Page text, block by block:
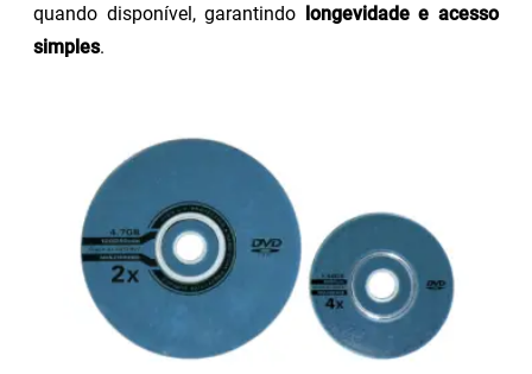
quando disponível, garantindo longevidade e acesso
simples.